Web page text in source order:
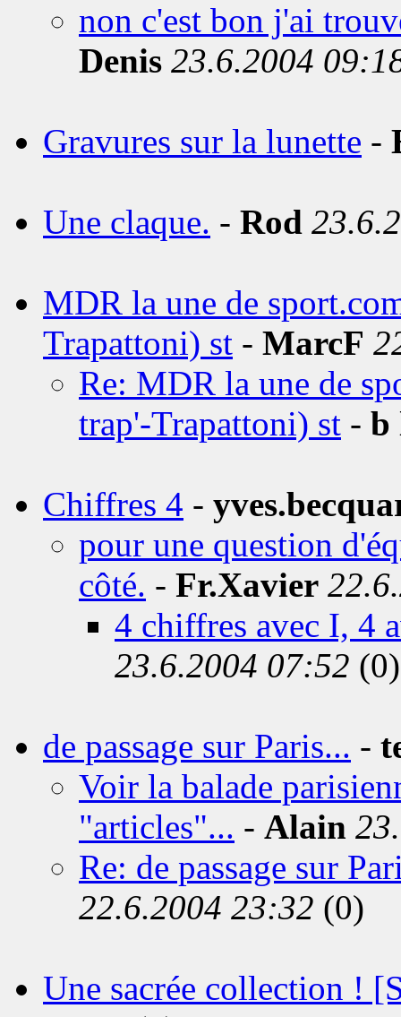
non c'est bon j'ai
Denis 23.6.2004
Gravures sur la lunette -
Une claque. - Rod
MDR la une de
Trapattoni) st - MarcF
Re: MDR la une de
trap'-Trapattoni) st - b
Chiffres 4 -
pour une question
côté. - Fr.Xavier
4 chiffres avec I, 4
23.6.2004 07:52 (0)
de passage sur Paris... -
Voir la balade
"articles"... - Alain
Re: de passage sur
22.6.2004 23:32 (0)
Une sacrée collection !